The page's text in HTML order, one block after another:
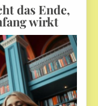
das Ende,
wirkt